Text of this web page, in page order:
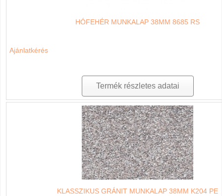
HÓFEHÉR MUNKALAP 38MM 8685 RS
Ajánlatkérés
Termék részletes adatai
KLASSZIKUS GRÁNIT MUNKALAP 38MM K204 PE